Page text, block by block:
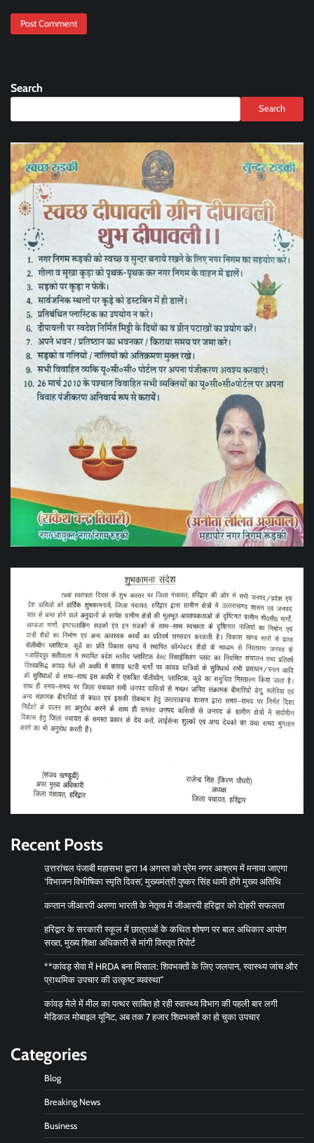
Search
Search
Recent Posts
उत्तरांचल पंजाबी महासभा द्वारा 14 अगस्त को प्रेम नगर आश्रम में मनाया जाएगा
‘विभाजन विभीषिका स्मृति दिवस’, मुख्यमंत्री पुष्कर सिंह धामी होंगे मुख्य अतिथि
कप्तान जीआरपी अरुणा भारती के नेतृत्व में जीआरपी हरिद्वार को दोहरी सफलता
हरिद्वार के सरकारी स्कूल में छात्राओं के कथित शोषण पर बाल अधिकार आयोग
सख्त, मुख्य शिक्षा अधिकारी से मांगी विस्तृत रिपोर्ट
**कांवड़ सेवा में HRDA बना मिसाल: शिवभक्तों के लिए जलपान, स्वास्थ्य जांच और
प्राथमिक उपचार की उत्कृष्ट व्यवस्था”
कांवड़ मेले में मील का पत्थर साबित हो रही स्वास्थ्य विभाग की पहली बार लगी
मेडिकल मोबाइल यूनिट, अब तक 7 हजार शिवभक्तों का हो चुका उपचार
Categories
Blog
Breaking News
Business